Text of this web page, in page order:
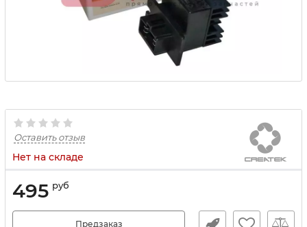
Оставить отзыв
Нет на складе
495 руб
Предзаказ